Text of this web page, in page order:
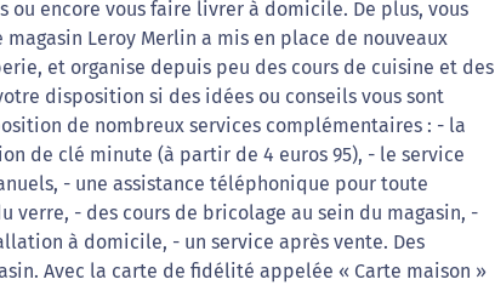
encore vous faire livrer à domicile. De plus, vous
Leroy Merlin a mis en place de nouveaux
et organise depuis peu des cours de cuisine et des
disposition si des idées ou conseils vous sont
de nombreux services complémentaires : - la
de clé minute (à partir de 4 euros 95), - le service
- une assistance téléphonique pour toute
- des cours de bricolage au sein du magasin, -
à domicile, - un service après vente. Des
Avec la carte de fidélité appelée « Carte maison »